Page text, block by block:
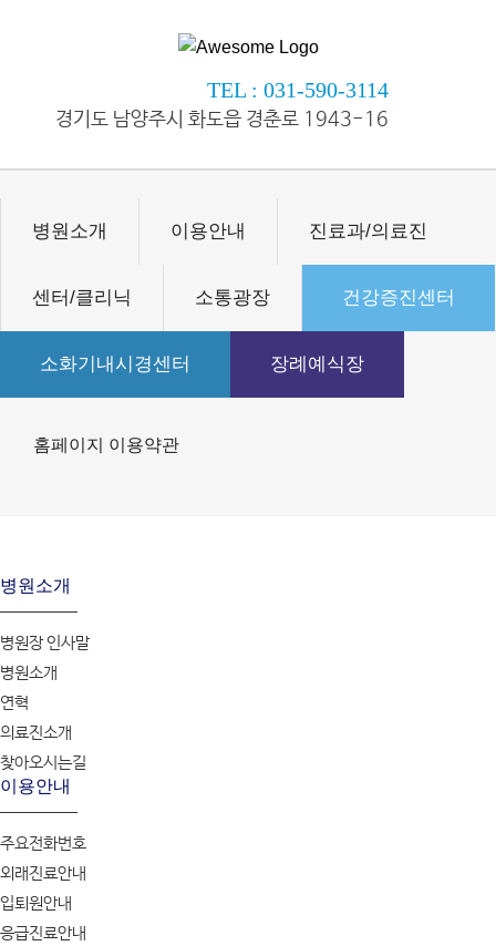
TEL : 031-590-3114
경기도 남양주시 화도읍 경춘로 1943-16
병원소개 이용안내 진료과/의료진
센터/클리닉 소통광장 건강증진센터
소화기내시경센터 장례예식장
홈페이지 이용약관
병원소개
병원장 인사말
병원소개
연혁
의료진소개
찾아오시는길
이용안내
주요전화번호
외래진료안내
입퇴원안내
응급진료안내